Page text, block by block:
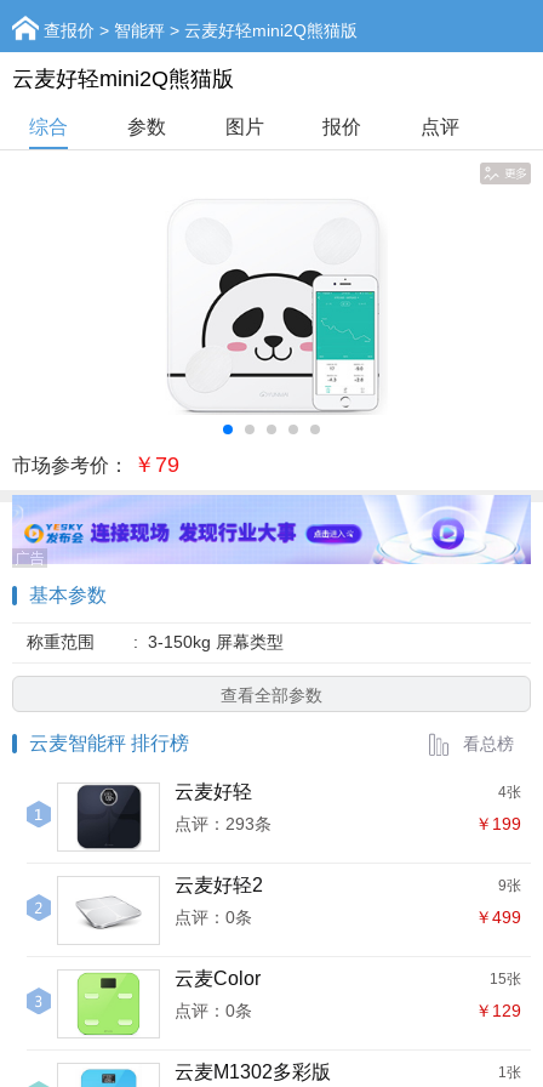
查报价 > 智能秤 > 云麦好轻mini2Q熊猫版
云麦好轻mini2Q熊猫版
综合 参数 图片 报价 点评
市场参考价： ￥79
基本参数
称重范围 : 3-150kg 屏幕类型
查看全部参数
云麦智能秤 排行榜 看总榜
云麦好轻 4张
点评：293条 ￥199
云麦好轻2 9张
点评：0条 ￥499
云麦Color 15张
点评：0条 ￥129
云麦M1302多彩版 1张